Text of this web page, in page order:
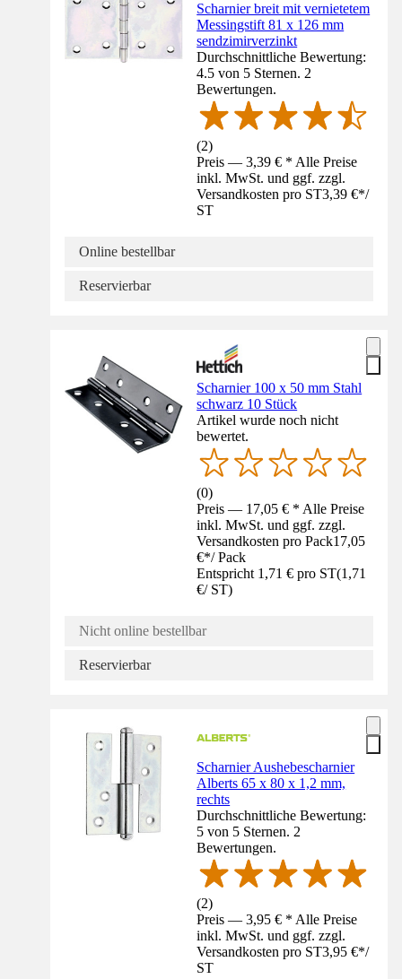
Scharnier breit mit vernietetem
Messingstift 81 x 126 mm
sendzimirverzinkt
Durchschnittliche Bewertung:
4.5 von 5 Sternen. 2
Bewertungen.
(2)
Preis — 3,39 € * Alle Preise
inkl. MwSt. und ggf. zzgl.
Versandkosten pro ST3,39 €*/
ST
Online bestellbar
Reservierbar
Scharnier 100 x 50 mm Stahl
schwarz 10 Stück
Artikel wurde noch nicht
bewertet.
(0)
Preis — 17,05 € * Alle Preise
inkl. MwSt. und ggf. zzgl.
Versandkosten pro Pack17,05
€*/ Pack
Entspricht 1,71 € pro ST(1,71
€/ ST)
Nicht online bestellbar
Reservierbar
Scharnier Aushebescharnier
Alberts 65 x 80 x 1,2 mm,
rechts
Durchschnittliche Bewertung:
5 von 5 Sternen. 2
Bewertungen.
(2)
Preis — 3,95 € * Alle Preise
inkl. MwSt. und ggf. zzgl.
Versandkosten pro ST3,95 €*/
ST